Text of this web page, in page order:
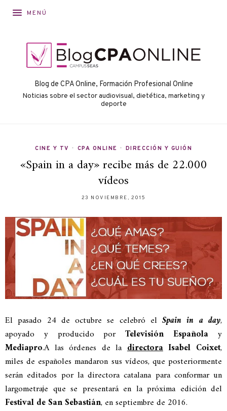
MENÚ
Blog de CPA Online, Formación Profesional Online
Noticias sobre el sector audiovisual, dietética, marketing y
deporte
CINE Y TV • CPA ONLINE • DIRECCIÓN Y GUIÓN
«Spain in a day» recibe más de 22.000
vídeos
23 NOVIEMBRE, 2015
El pasado 24 de octubre se celebró elSpain in a day,
apoyado y producido porTelevisión Española y
Mediapro.A las órdenes de ladirectoraIsabel Coixet,
miles de españoles mandaron sus vídeos, que posteriormente
serán editados por la directora catalana para conformar un
largometraje que se presentará en la próxima edición del
Festival de San Sebastián, en septiembre de 2016.